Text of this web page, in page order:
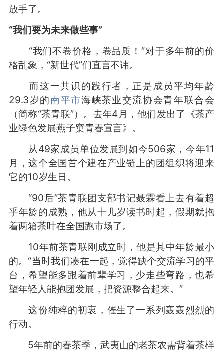
放手了。
“我们要为未来做些事”
“我们不卷价格，卷品质！”对于多年前的价
格乱象，“新世代”们直言不讳。
而这一共识的践行者，正是成员平均年龄
29.3岁的南平市海峡茶业交流协会青年联合会
（简称“茶青联”）。去年4月，他们发出了《茶产
业绿色发展燕子窠青春宣言》。
从49家成员单位发展到如今506家，今年11
月，这个全国首个建在产业链上的团组织将迎来
它的10岁生日。
“90后”茶青联团支部书记聂霖看上去有着超
乎年龄的成熟，他从十几岁读书时起，假期就抱
着两箱茶叶在全国跑市场了。
10年前茶青联刚成立时，他是其中年龄最小
的。“当时我们凑在一起，觉得缺个交流学习的平
台，希望能多跟着前辈学习，少走些弯路，也希
望年轻人能抱团发展，把资源整合起来。”
这份纯粹的初衷，催生了一系列轰轰烈烈的
行动。
5年前的春茶季，武夷山的老茶农需背着茶样